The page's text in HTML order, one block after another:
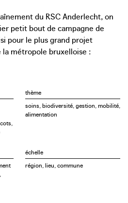
du RSC Anderlecht, on
petit bout de campagne de
pour le plus grand projet
la métropole bruxelloise :
la transition de la Région de
durable sont les valeurs
repose le projet.
une coalition d’instances
non gouvernementales qui
qu’un accompagnement et des
notamment une infrastructure
la transformation et la
thème
soins, biodiversité, gestion, mobilité,
alimentation
échelle
région, lieu, commune